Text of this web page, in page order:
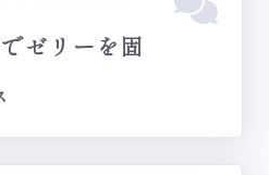
ゼリーを固